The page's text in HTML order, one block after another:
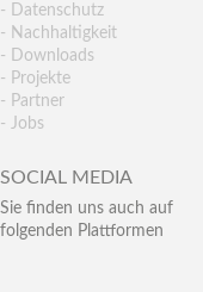
- Datenschutz
- Nachhaltigkeit
- Downloads
- Projekte
- Partner
- Jobs
SOCIAL MEDIA
Sie finden uns auch auf
folgenden Plattformen